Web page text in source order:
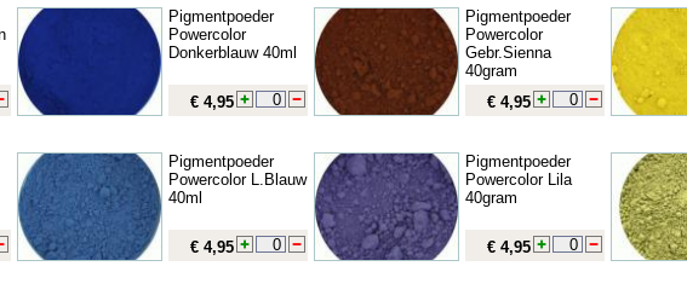
Pigmentpoeder
Powercolor
Donkerblauw 40ml
€ 4,95
Pigmentpoeder
Powercolor
Gebr.Sienna
40gram
€ 4,95
Pigmentpoeder
Powercolor L.Blauw
40ml
€ 4,95
Pigmentpoeder
Powercolor Lila
40gram
€ 4,95